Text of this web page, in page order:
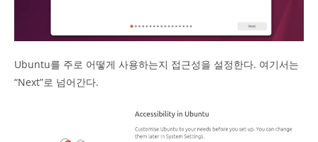
Ubuntu를 주로 어떻게 사용하는지 접근성을 설정한다. 여기서는
“Next”로 넘어간다.